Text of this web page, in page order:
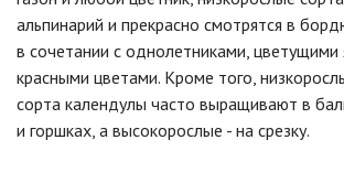
альпинарий и прекрасно смотрятся в
в сочетании с однолетниками, цветущими
красными цветами. Кроме того,
сорта календулы часто выращивают в
и горшках, а высокорослые - на срезку.